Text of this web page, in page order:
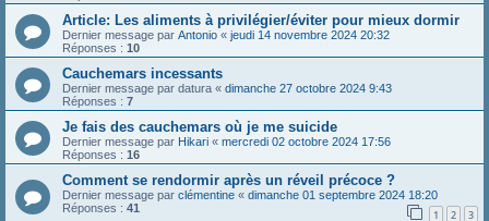
Article: Les aliments à privilégier/éviter pour mieux dormir
Dernier message par Antonio « jeudi 14 novembre 2024 20:32
Réponses : 10
Cauchemars incessants
Dernier message par datura « dimanche 27 octobre 2024 9:43
Réponses : 7
Je fais des cauchemars où je me suicide
Dernier message par Hikari « mercredi 02 octobre 2024 17:56
Réponses : 16
Comment se rendormir après un réveil précoce ?
Dernier message par clémentine « dimanche 01 septembre 2024 18:20
Réponses : 41 1 2 3